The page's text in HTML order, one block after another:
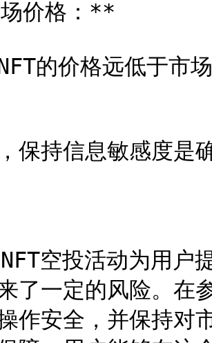
价格：**
的价格远低于市
保持信息敏感度是
空投活动为用户
了一定的风险。在
作安全，并保持对